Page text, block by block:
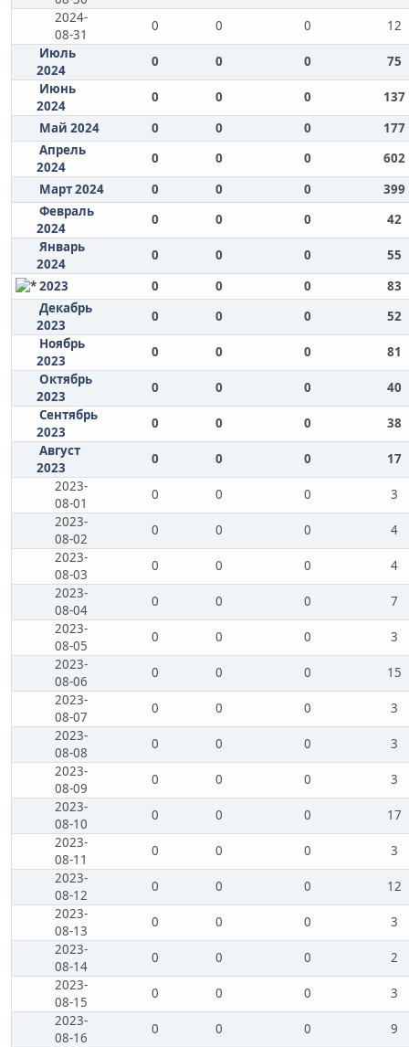
2024-
08-31
0 0 0
12
Июль
2024
0 0 0
75
Июнь
2024
0 0 0
137
Май 2024
0 0 0
177
Апрель
2024
0 0 0
602
Март 2024
0 0 0
399
Февраль
2024
0 0 0
42
Январь
2024
0 0 0
55
2023
0 0 0
83
Декабрь
2023
0 0 0
52
Ноябрь
2023
0 0 0
81
Октябрь
2023
0 0 0
40
Сентябрь
2023
0 0 0
38
Август
2023
0 0 0
17
2023-
08-01
0 0 0
3
2023-
08-02
0 0 0
4
2023-
08-03
0 0 0
4
2023-
08-04
0 0 0
7
2023-
08-05
0 0 0
3
2023-
08-06
0 0 0
15
2023-
08-07
0 0 0
3
2023-
08-08
0 0 0
3
2023-
08-09
0 0 0
3
2023-
08-10
0 0 0
17
2023-
08-11
0 0 0
3
2023-
08-12
0 0 0
12
2023-
08-13
0 0 0
3
2023-
08-14
0 0 0
2
2023-
08-15
0 0 0
3
2023-
08-16
0 0 0
9